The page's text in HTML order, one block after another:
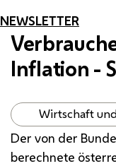
NEWSLETTER
Inflation -
Wirtschaft
Der von der
berechnete